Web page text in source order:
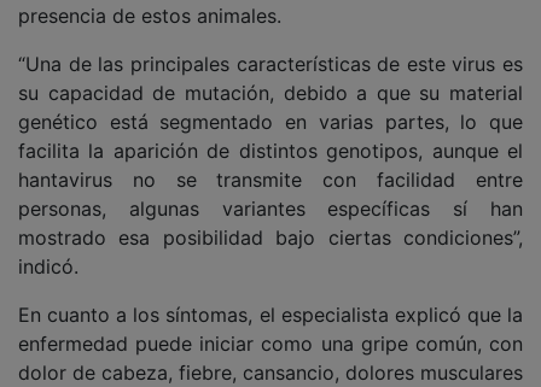
presencia de estos animales.
“Una de las principales características de este virus es
su capacidad de mutación, debido a que su material
genético está segmentado en varias partes, lo que
facilita la aparición de distintos genotipos, aunque el
hantavirus no se transmite con facilidad entre
personas, algunas variantes específicas sí han
mostrado esa posibilidad bajo ciertas condiciones”,
indicó.
En cuanto a los síntomas, el especialista explicó que la
enfermedad puede iniciar como una gripe común, con
dolor de cabeza, fiebre, cansancio, dolores musculares